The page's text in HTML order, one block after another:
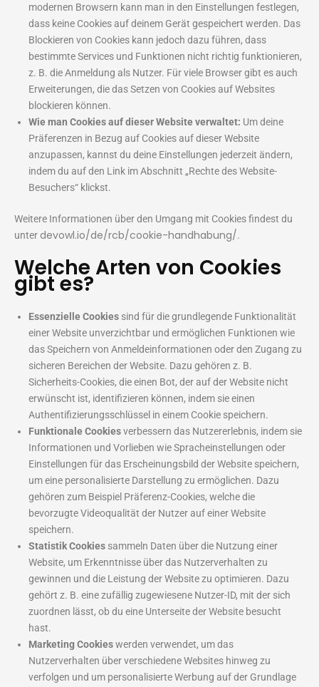
modernen Browsern kann man in den Einstellungen festlegen,
dass keine Cookies auf deinem Gerät gespeichert werden. Das
Blockieren von Cookies kann jedoch dazu führen, dass
bestimmte Services und Funktionen nicht richtig funktionieren,
z. B. die Anmeldung als Nutzer. Für viele Browser gibt es auch
Erweiterungen, die das Setzen von Cookies auf Websites
blockieren können.
Wie man Cookies auf dieser Website verwaltet: Um deine
Präferenzen in Bezug auf Cookies auf dieser Website
anzupassen, kannst du deine Einstellungen jederzeit ändern,
indem du auf den Link im Abschnitt „Rechte des Website-
Besuchers“ klickst.
Weitere Informationen über den Umgang mit Cookies findest du
unter devowl.io/de/rcb/cookie-handhabung/.
Welche Arten von Cookies
gibt es?
Essenzielle Cookies sind für die grundlegende Funktionalität
einer Website unverzichtbar und ermöglichen Funktionen wie
das Speichern von Anmeldeinformationen oder den Zugang zu
sicheren Bereichen der Website. Dazu gehören z. B.
Sicherheits-Cookies, die einen Bot, der auf der Website nicht
erwünscht ist, identifizieren können, indem sie einen
Authentifizierungsschlüssel in einem Cookie speichern.
Funktionale Cookiesverbessern das Nutzererlebnis, indem sie
Informationen und Vorlieben wie Spracheinstellungen oder
Einstellungen für das Erscheinungsbild der Website speichern,
um eine personalisierte Darstellung zu ermöglichen. Dazu
gehören zum Beispiel Präferenz-Cookies, welche die
bevorzugte Videoqualität der Nutzer auf einer Website
speichern.
Statistik Cookies sammeln Daten über die Nutzung einer
Website, um Erkenntnisse über das Nutzerverhalten zu
gewinnen und die Leistung der Website zu optimieren. Dazu
gehört z. B. eine zufällig zugewiesene Nutzer-ID, mit der sich
zuordnen lässt, ob du eine Unterseite der Website besucht
hast.
Marketing Cookieswerden verwendet, um das
Nutzerverhalten über verschiedene Websites hinweg zu
verfolgen und um personalisierte Werbung auf der Grundlage